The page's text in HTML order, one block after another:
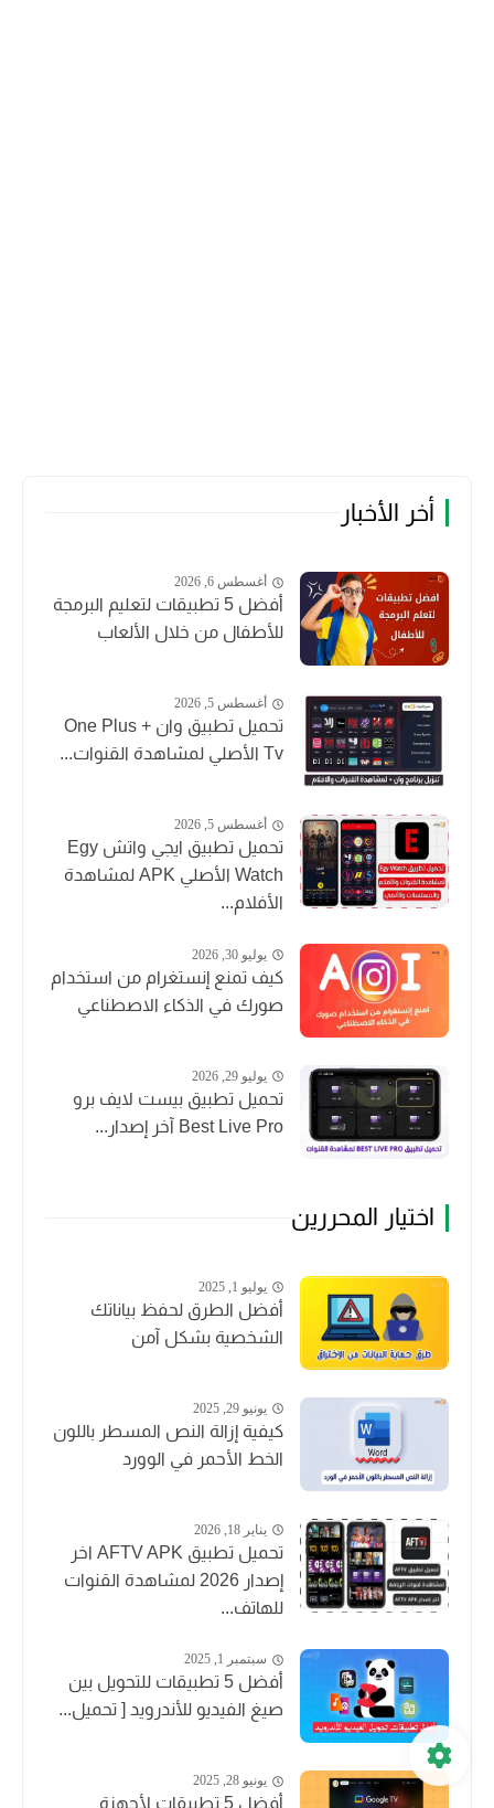
أخر الأخبار
أغسطس 6, 2026
أفضل 5 تطبيقات لتعليم البرمجة
للأطفال من خلال الألعاب
أغسطس 5, 2026
تحميل تطبيق وان + One Plus
Tv الأصلي لمشاهدة القنوات...
أغسطس 5, 2026
تحميل تطبيق ايجي واتش Egy
Watch الأصلي APK لمشاهدة
الأفلام...
يوليو 30, 2026
كيف تمنع إنستغرام من استخدام
صورك في الذكاء الاصطناعي
يوليو 29, 2026
تحميل تطبيق بيست لايف برو
Best Live Pro آخر إصدار...
اختيار المحررين
يوليو 1, 2025
أفضل الطرق لحفظ بياناتك
الشخصية بشكل آمن
يونيو 29, 2025
كيفية إزالة النص المسطر باللون
الخط الأحمر في الوورد
يناير 18, 2026
تحميل تطبيق AFTV APK اخر
إصدار 2026 لمشاهدة القنوات
للهاتف...
سبتمبر 1, 2025
أفضل 5 تطبيقات للتحويل بين
صيغ الفيديو للأندرويد [ تحميل...
يونيو 28, 2025
أفضل 5 تطبيقات لأجهزة